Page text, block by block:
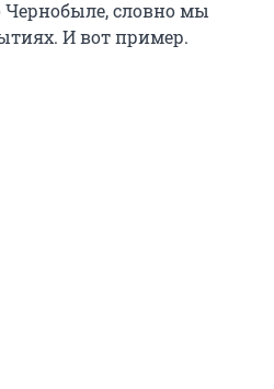
словно мы
И вот пример.